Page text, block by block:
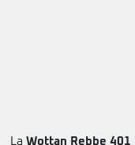
La Wottan Rebbe 401